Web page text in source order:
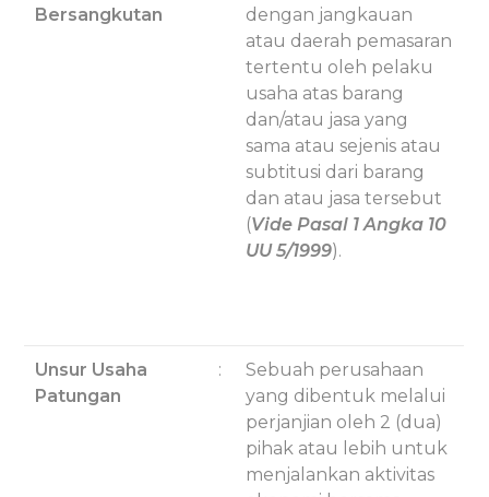
Bersangkutan
dengan jangkauan
atau daerah pemasaran
tertentu oleh pelaku
usaha atas barang
dan/atau jasa yang
sama atau sejenis atau
subtitusi dari barang
dan atau jasa tersebut
(Vide Pasal 1 Angka 10
UU 5/1999).
Unsur Usaha
Patungan
:
Sebuah perusahaan
yang dibentuk melalui
perjanjian oleh 2 (dua)
pihak atau lebih untuk
menjalankan aktivitas